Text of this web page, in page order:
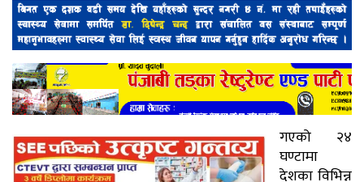
गएको २४
घण्टामा
देशका विभिन्न